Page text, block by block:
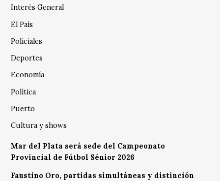
Interés General
El País
Policiales
Deportes
Economía
Política
Puerto
Cultura y shows
Mar del Plata será sede del Campeonato
Provincial de Fútbol Sénior 2026
Faustino Oro, partidas simultáneas y distinción